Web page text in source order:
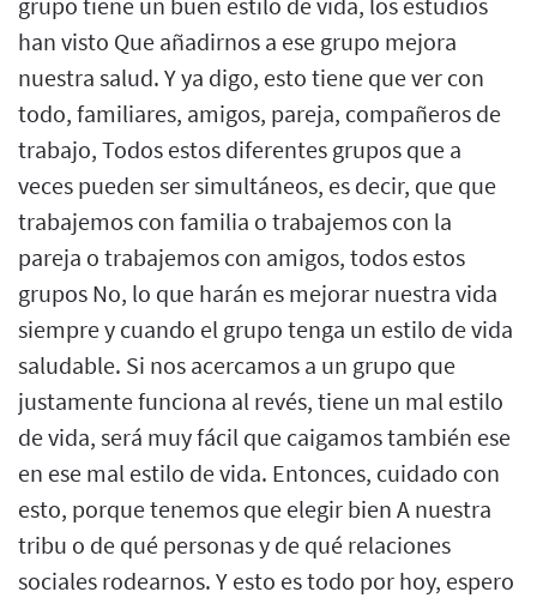
han visto Que añadirnos a ese grupo mejora
nuestra salud. Y ya digo, esto tiene que ver con
todo, familiares, amigos, pareja, compañeros de
trabajo, Todos estos diferentes grupos que a
veces pueden ser simultáneos, es decir, que que
trabajemos con familia o trabajemos con la
pareja o trabajemos con amigos, todos estos
grupos No, lo que harán es mejorar nuestra vida
siempre y cuando el grupo tenga un estilo de vida
saludable. Si nos acercamos a un grupo que
justamente funciona al revés, tiene un mal estilo
de vida, será muy fácil que caigamos también ese
en ese mal estilo de vida. Entonces, cuidado con
esto, porque tenemos que elegir bien A nuestra
tribu o de qué personas y de qué relaciones
sociales rodearnos. Y esto es todo por hoy, espero